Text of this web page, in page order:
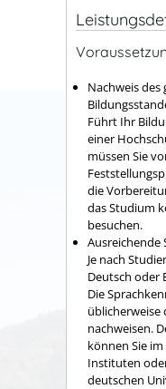
Nachweis des
Führt Ihr
einer
müssen Sie
die
das Studium
besuchen.
Ausreichende
Je nach
Deutsch oder
Die
üblicherweise
nachweisen.
können Sie
Instituten
deutschen